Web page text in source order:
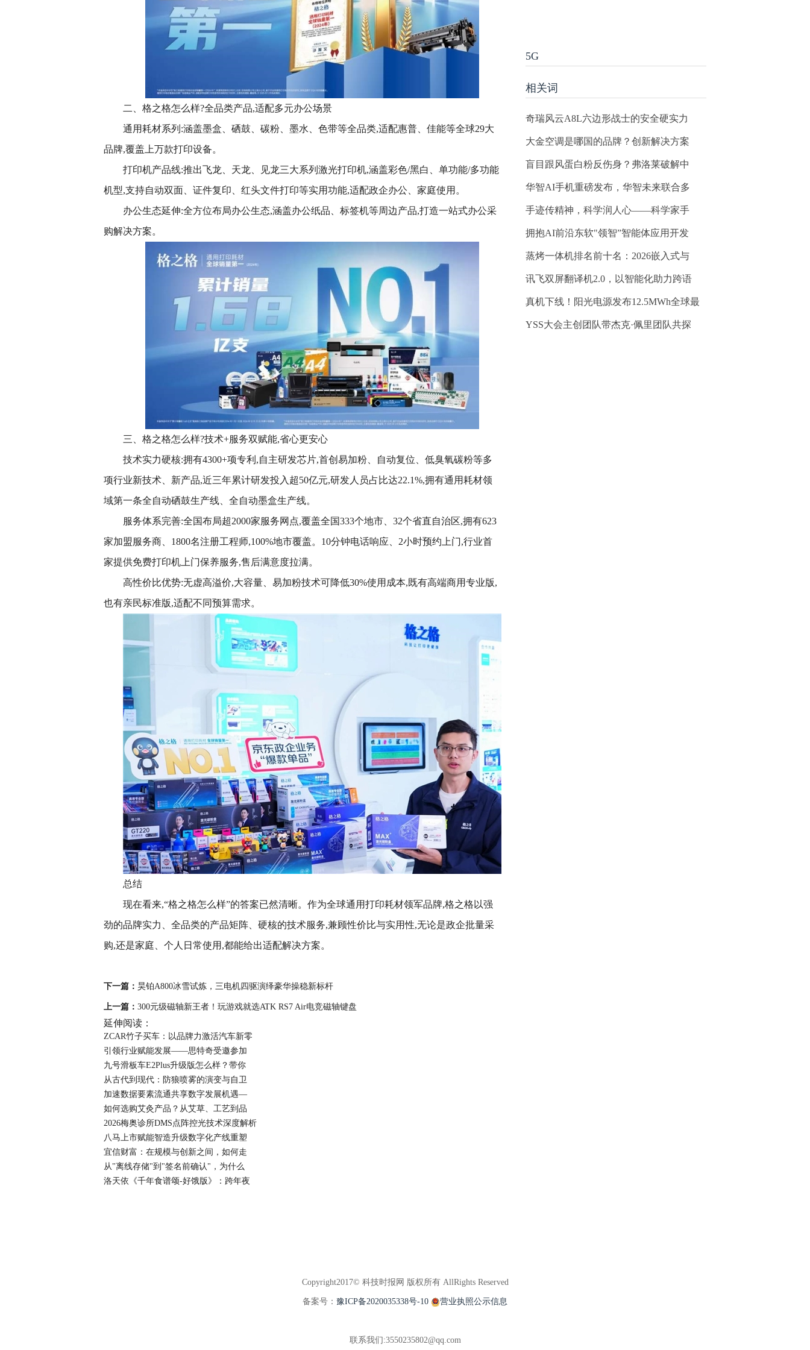
二、格之格怎么样?全品类产品,适配多元办公场景
通用耗材系列:涵盖墨盒、硒鼓、碳粉、墨水、色带等全品类,适配惠普、佳能等全球29大
品牌,覆盖上万款打印设备。
打印机产品线:推出飞龙、天龙、见龙三大系列激光打印机,涵盖彩色/黑白、单功能/多功能
机型,支持自动双面、证件复印、红头文件打印等实用功能,适配政企办公、家庭使用。
办公生态延伸:全方位布局办公生态,涵盖办公纸品、标签机等周边产品,打造一站式办公采
购解决方案。
三、格之格怎么样?技术+服务双赋能,省心更安心
技术实力硬核:拥有4300+项专利,自主研发芯片,首创易加粉、自动复位、低臭氧碳粉等多
项行业新技术、新产品,近三年累计研发投入超50亿元,研发人员占比达22.1%,拥有通用耗材领
域第一条全自动硒鼓生产线、全自动墨盒生产线。
服务体系完善:全国布局超2000家服务网点,覆盖全国333个地市、32个省直自治区,拥有623
家加盟服务商、1800名注册工程师,100%地市覆盖。10分钟电话响应、2小时预约上门,行业首
家提供免费打印机上门保养服务,售后满意度拉满。
高性价比优势:无虚高溢价,大容量、易加粉技术可降低30%使用成本,既有高端商用专业版,
也有亲民标准版,适配不同预算需求。
总结
现在看来,“格之格怎么样”的答案已然清晰。作为全球通用打印耗材领军品牌,格之格以强
劲的品牌实力、全品类的产品矩阵、硬核的技术服务,兼顾性价比与实用性,无论是政企批量采
购,还是家庭、个人日常使用,都能给出适配解决方案。
下一篇： 昊铂A800冰雪试炼，三电机四驱演绎豪华操稳新标杆
上一篇： 300元级磁轴新王者！玩游戏就选ATK RS7 Air电竞磁轴键盘
延伸阅读：
ZCAR竹子买车：以品牌力激活汽车新零
引领行业赋能发展——思特奇受邀参加
九号滑板车E2Plus升级版怎么样？带你
从古代到现代：防狼喷雾的演变与自卫
加速数据要素流通共享数字发展机遇—
如何选购艾灸产品？从艾草、工艺到品
2026梅奥诊所DMS点阵控光技术深度解析
八马上市赋能智造升级数字化产线重塑
宜信财富：在规模与创新之间，如何走
从"离线存储"到"签名前确认"，为什么
洛天依《千年食谱颂-好饿版》：跨年夜
5G
相关词
奇瑞风云A8L六边形战士的安全硬实力
大金空调是哪国的品牌？创新解决方案
盲目跟风蛋白粉反伤身？弗洛莱破解中
华智AI手机重磅发布，华智未来联合多
手迹传精神，科学润人心——科学家手
拥抱AI前沿东软"领智”智能体应用开发
蒸烤一体机排名前十名：2026嵌入式与
讯飞双屏翻译机2.0，以智能化助力跨语
真机下线！阳光电源发布12.5MWh全球最
YSS大会主创团队带杰克·佩里团队共探
Copyright2017© 科技时报网 版权所有 AllRights Reserved
备案号： 豫ICP备2020035338号-10 营业执照公示信息
联系我们:3550235802@qq.com